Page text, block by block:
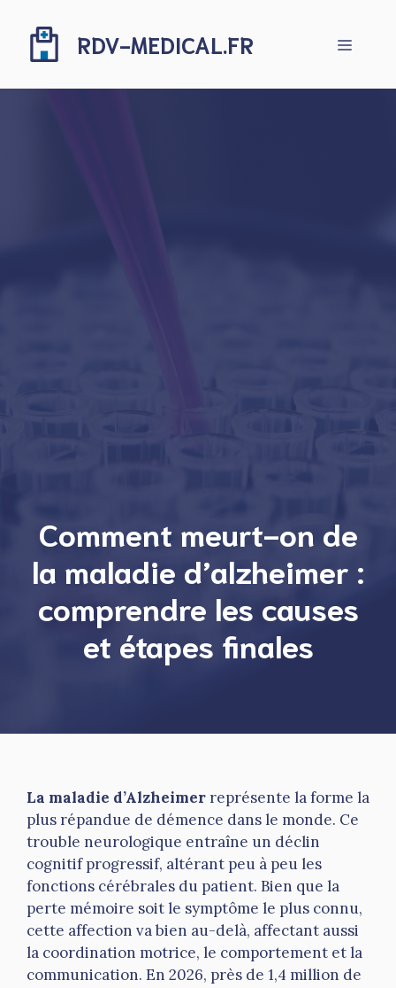
contenu
RDV-MEDICAL.FR Menu
Comment meurt-on de
la maladie d’alzheimer :
comprendre les causes
et étapes finales
La maladie d’Alzheimer représente la forme la
plus répandue de démence dans le monde. Ce
trouble neurologique entraîne un déclin
cognitif progressif, altérant peu à peu les
fonctions cérébrales du patient. Bien que la
perte mémoire soit le symptôme le plus connu,
cette affection va bien au-delà, affectant aussi
la coordination motrice, le comportement et la
communication. En 2026, près de 1,4 million de